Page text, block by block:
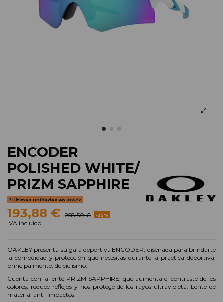
ENCODER
POLISHED WHITE/
PRIZM SAPPHIRE
Últimas unidades en stock
193,88 € 258,50 € -25%
IVA incluido
OAKLEY presenta su gafa deportiva ENCODER, diseñada para brindarte
la comodidad y protección que necesitas durante la práctica deportiva,
principalmente, de ciclismo.
Cuenta con la lente PRIZM SAPPHIRE, que aumenta el contraste de los
colores, reduce reflejos y nos protege de los rayos ultravioleta. Lente de
material anti-impactos.